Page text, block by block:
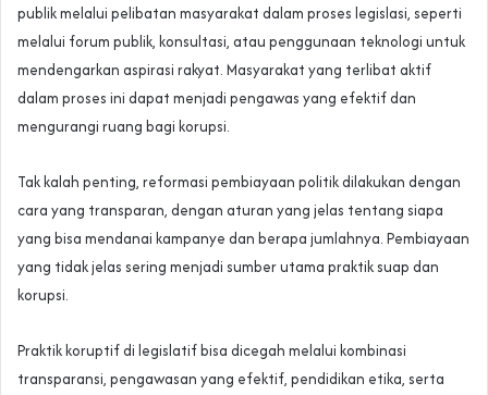
publik melalui pelibatan masyarakat dalam proses legislasi, seperti
melalui forum publik, konsultasi, atau penggunaan teknologi untuk
mendengarkan aspirasi rakyat. Masyarakat yang terlibat aktif
dalam proses ini dapat menjadi pengawas yang efektif dan
mengurangi ruang bagi korupsi.
Tak kalah penting, reformasi pembiayaan politik dilakukan dengan
cara yang transparan, dengan aturan yang jelas tentang siapa
yang bisa mendanai kampanye dan berapa jumlahnya. Pembiayaan
yang tidak jelas sering menjadi sumber utama praktik suap dan
korupsi.
Praktik koruptif di legislatif bisa dicegah melalui kombinasi
transparansi, pengawasan yang efektif, pendidikan etika, serta